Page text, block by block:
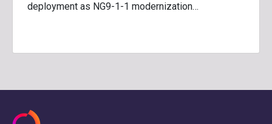
deployment as NG9-1-1 modernization…